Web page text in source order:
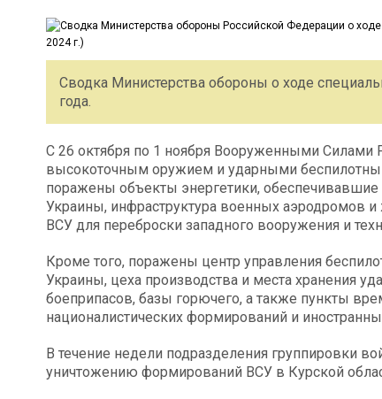
Сводка Министерства обороны о ходе
года.
С 26 октября по 1 ноября Вооруженными Силами
высокоточным оружием и ударными
поражены объекты энергетики,
Украины, инфраструктура военных аэродромов
ВСУ для переброски западного вооружения и
Кроме того, поражены центр управления
Украины, цеха производства и места хранения
боеприпасов, базы горючего, а также пункты
националистических формирований и
В течение недели подразделения группировки
уничтожению формирований ВСУ в Курской